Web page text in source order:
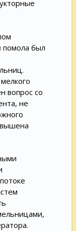
помола был
вопрос со
не